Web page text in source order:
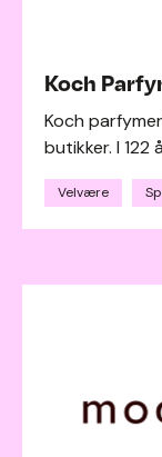
Koch
Koch
butikker. I 122
Velvære